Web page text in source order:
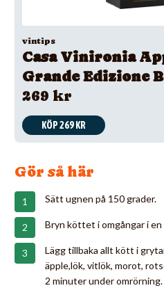
vintips
Casa Vinironia
Grande Edizione
269 kr
KÖP 269 KR
Gör så här
Sätt ugnen på 150 grader.
Bryn köttet i omgångar i
Lägg tillbaka allt kött i
äpple,lök, vitlök, morot,
2 minuter under omrörning.